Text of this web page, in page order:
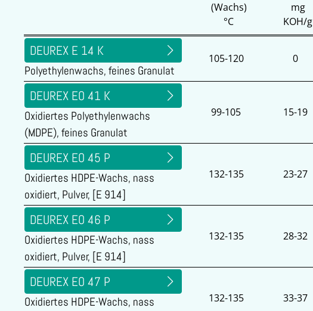
(Wachs)
°C
mg
KOH/g
DEUREX E 14 K
Polyethylenwachs, feines Granulat
105-120 0
DEUREX EO 41 K
Oxidiertes Polyethylenwachs
(MDPE), feines Granulat
99-105 15-19
DEUREX EO 45 P
Oxidiertes HDPE-Wachs, nass
oxidiert, Pulver, [E 914]
132-135 23-27
DEUREX EO 46 P
Oxidiertes HDPE-Wachs, nass
oxidiert, Pulver, [E 914]
132-135 28-32
DEUREX EO 47 P
Oxidiertes HDPE-Wachs, nass
132-135 33-37